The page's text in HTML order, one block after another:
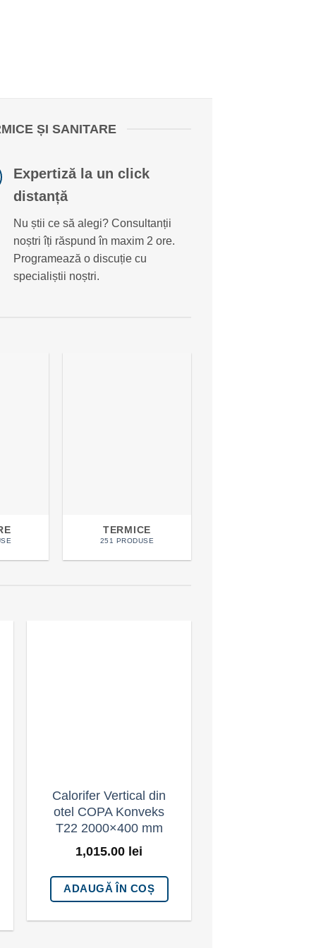
ȘI SANITARE
Expertiză la un click
distanță
Nu știi ce să alegi? Consultanții
noștri îți răspund în maxim 2 ore.
Programează o discuție cu
specialiștii noștri.
TERMICE
251 PRODUSE
Calorifer Vertical din
otel COPA Konveks
T22 2000×400 mm
1,015.00 lei
ADAUGĂ ÎN COȘ